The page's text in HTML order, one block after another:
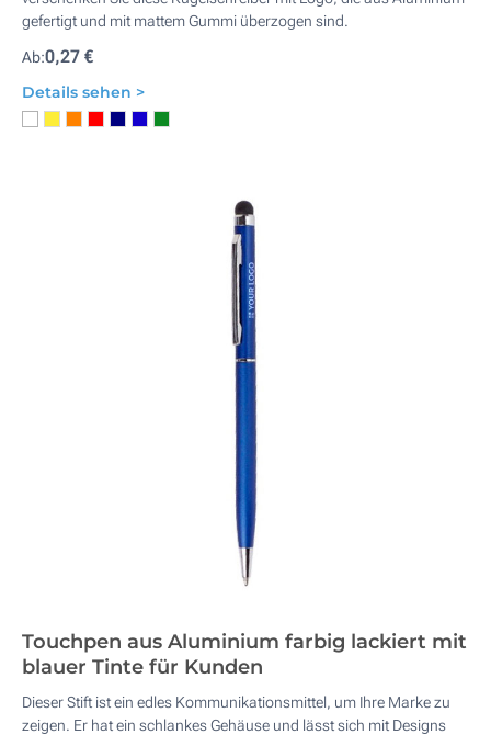
gefertigt und mit mattem Gummi überzogen sind.
Ab:0,27 €
Details sehen >
Touchpen aus Aluminium farbig lackiert mit
blauer Tinte für Kunden
Dieser Stift ist ein edles Kommunikationsmittel, um Ihre Marke zu
zeigen. Er hat ein schlankes Gehäuse und lässt sich mit Designs